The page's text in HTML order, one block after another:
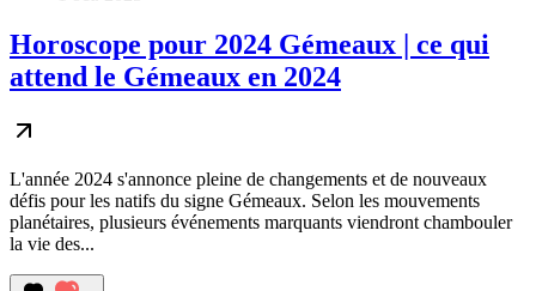
Horoscope pour 2024 Gémeaux | ce qui
attend le Gémeaux en 2024
L'année 2024 s'annonce pleine de changements et de nouveaux
défis pour les natifs du signe Gémeaux. Selon les mouvements
planétaires, plusieurs événements marquants viendront chambouler
la vie des...